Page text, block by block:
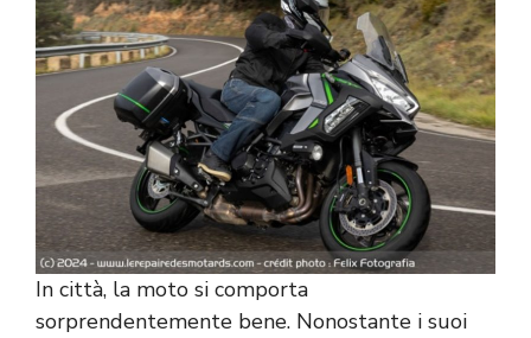
In città, la moto si comporta
sorprendentemente bene. Nonostante i suoi